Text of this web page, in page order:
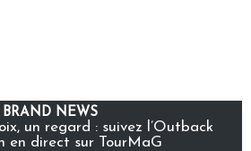
BRAND NEWS
un regard : suivez l’Outback
en direct sur TourMaG